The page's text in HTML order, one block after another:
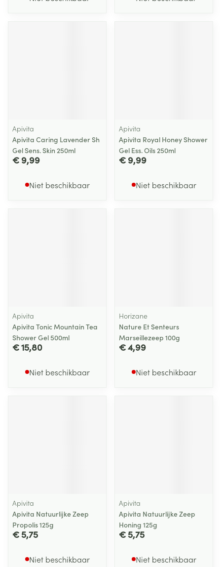
Apivita
Apivita Caring Lavender Sh
Gel Sens. Skin 250ml
€ 9,99
Niet beschikbaar
Apivita
Apivita Royal Honey Shower
Gel Ess. Oils 250ml
€ 9,99
Niet beschikbaar
Apivita
Apivita Tonic Mountain Tea
Shower Gel 500ml
€ 15,80
Niet beschikbaar
Horizane
Nature Et Senteurs
Marseillezeep 100g
€ 4,99
Niet beschikbaar
Apivita
Apivita Natuurlijke Zeep
Propolis 125g
€ 5,75
Niet beschikbaar
Apivita
Apivita Natuurlijke Zeep
Honing 125g
€ 5,75
Niet beschikbaar